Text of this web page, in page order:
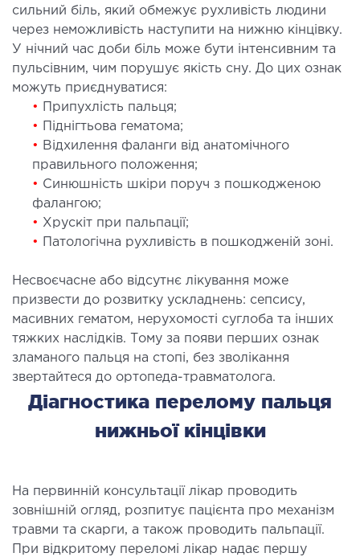
РЕЗОНАНСНА
(МРТ)
органів
залоз з імплантами і без
нейрохірургії
ХІРУРГІЯ
сильний біль, який обмежує рухливість людини
через неможливість наступити на нижню кінцівку.
У нічний час доби біль може бути інтенсивним та
пульсівним, чим порушує якість сну. До цих ознак
можуть приєднуватися:
•
Припухлість пальця;
•
Піднігтьова гематома;
• Відхилення фаланги від анатомічного
правильного положення;
• Синюшність шкіри поруч з пошкодженою
фалангою;
• Хрускіт при пальпації;
•
Патологічна рухливість в пошкодженій зоні.
Несвоєчасне або відсутнє лікування може
призвести до розвитку ускладнень: сепсису,
масивних гематом, нерухомості суглоба та інших
тяжких наслідків. Тому за появи перших ознак
зламаного пальця на стопі, без зволікання
звертайтеся до ортопеда-травматолога.
Діагностика перелому пальця
нижньої кінцівки
На первинній консультації лікар проводить
зовнішній огляд, розпитує пацієнта про механізм
травми та скарги, а також проводить пальпації.
При відкритому переломі лікар надає першу